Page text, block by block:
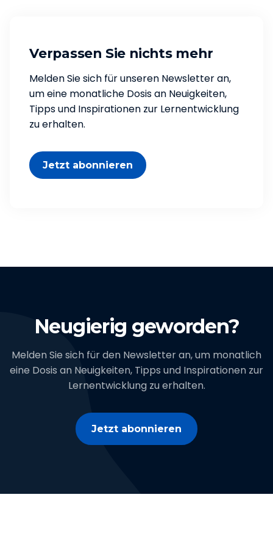
Verpassen Sie nichts mehr
Melden Sie sich für unseren Newsletter an,
um eine monatliche Dosis an Neuigkeiten,
Tipps und Inspirationen zur Lernentwicklung
zu erhalten.
Jetzt abonnieren
Neugierig geworden?
Melden Sie sich für den Newsletter an, um monatlich
eine Dosis an Neuigkeiten, Tipps und Inspirationen zur
Lernentwicklung zu erhalten.
Jetzt abonnieren